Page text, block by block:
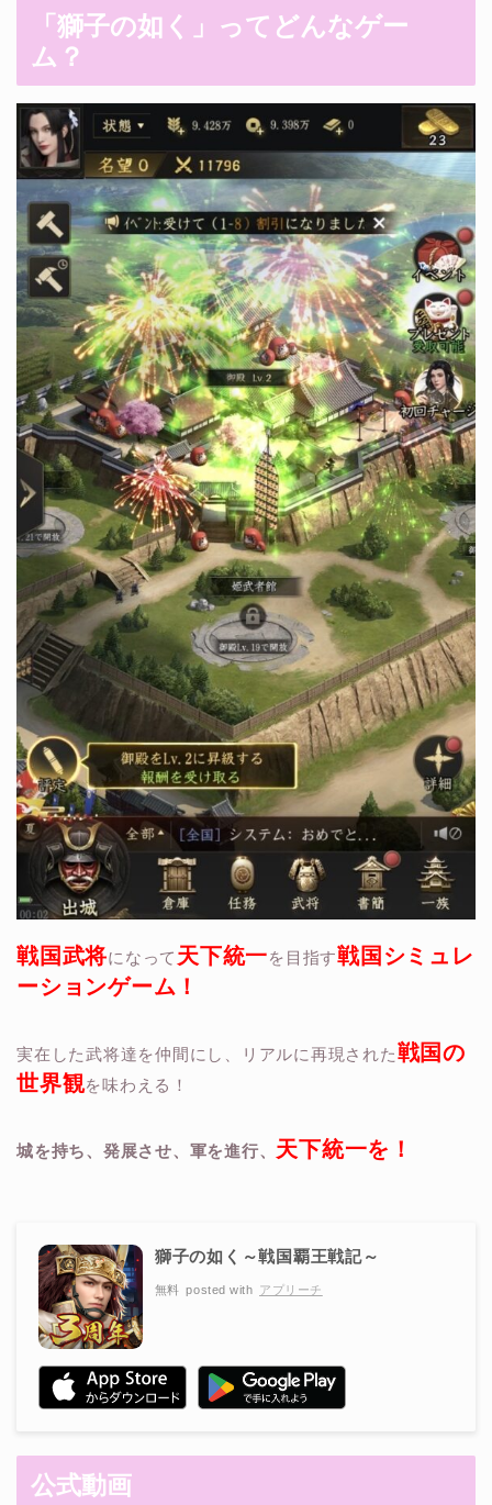
「獅子の如く」ってどんなゲー
ム？
戦国武将になって 天下統一を目指す戦国シミュレ
ーションゲーム！
実在した武将達を仲間にし、 リアルに再現された戦国の
世界観を味わえる！
城を持ち、発展させ、 軍を進行、 天下統一を！
獅子の如く～戦国覇王戦記～
無料 posted with アプリーチ
公式動画